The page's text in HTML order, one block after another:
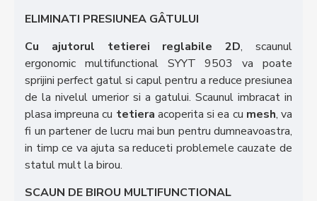
ELIMINATI PRESIUNEA GÂTULUI
Cu ajutorul tetierei reglabile 2D, scaunul
ergonomic multifunctional SYYT 9503 va poate
sprijini perfect gatul si capul pentru a reduce presiunea
de la nivelul umerior si a gatului. Scaunul imbracat in
plasa impreuna cu tetiera acoperita si ea cu mesh, va
fi un partener de lucru mai bun pentru dumneavoastra,
in timp ce va ajuta sa reduceti problemele cauzate de
statul mult la birou.
SCAUN DE BIROU MULTIFUNCTIONAL